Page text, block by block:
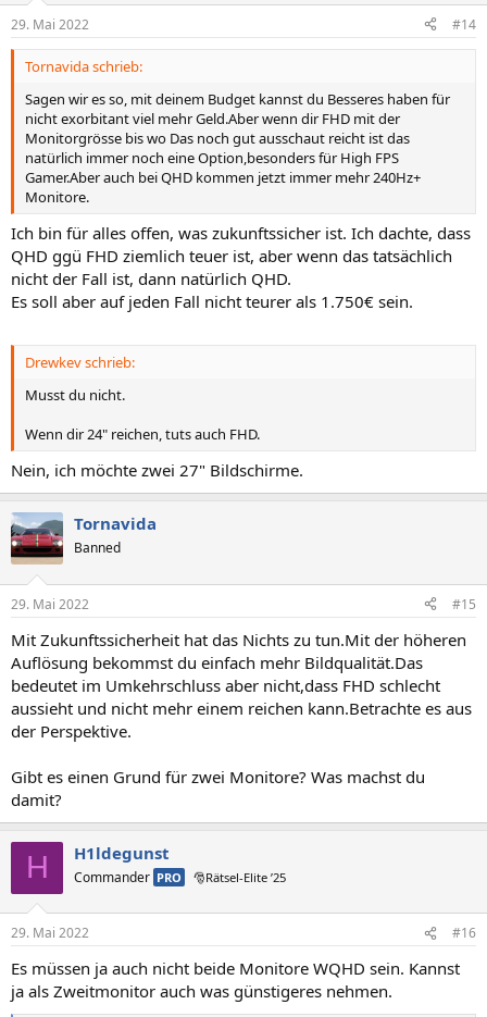
29. Mai 2022 #14
Tornavida schrieb:
Sagen wir es so, mit deinem Budget kannst du Besseres haben für
nicht exorbitant viel mehr Geld.Aber wenn dir FHD mit der
Monitorgrösse bis wo Das noch gut ausschaut reicht ist das
natürlich immer noch eine Option,besonders für High FPS
Gamer.Aber auch bei QHD kommen jetzt immer mehr 240Hz+
Monitore.
Ich bin für alles offen, was zukunftssicher ist. Ich dachte, dass
QHD ggü FHD ziemlich teuer ist, aber wenn das tatsächlich
nicht der Fall ist, dann natürlich QHD.
Es soll aber auf jeden Fall nicht teurer als 1.750€ sein.
Drewkev schrieb:
Musst du nicht.
Wenn dir 24" reichen, tuts auch FHD.
Nein, ich möchte zwei 27" Bildschirme.
Tornavida
Banned
29. Mai 2022 #15
Mit Zukunftssicherheit hat das Nichts zu tun.Mit der höheren
Auflösung bekommst du einfach mehr Bildqualität.Das
bedeutet im Umkehrschluss aber nicht,dass FHD schlecht
aussieht und nicht mehr einem reichen kann.Betrachte es aus
der Perspektive.
Gibt es einen Grund für zwei Monitore? Was machst du
damit?
H H1ldegunst
Commander PRO 🎅Rätsel-Elite ’25
29. Mai 2022 #16
Es müssen ja auch nicht beide Monitore WQHD sein. Kannst
ja als Zweitmonitor auch was günstigeres nehmen.